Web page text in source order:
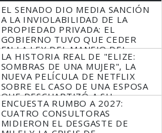
EL SENADO DIO MEDIA SANCIÓN
A LA INVIOLABILIDAD DE LA
PROPIEDAD PRIVADA: EL
GOBIERNO TUVO QUE CEDER
EN LA LEY DEL MANEJO DEL
FUEGO
LA HISTORIA REAL DE "ELIZE:
SOMBRAS DE UNA MUJER", LA
NUEVA PELÍCULA DE NETFLIX
SOBRE EL CASO DE UNA ESPOSA
QUE DESCUARTIZÓ A SU
MARIDO
ENCUESTA RUMBO A 2027:
CUATRO CONSULTORAS
MIDIERON EL DESGASTE DE